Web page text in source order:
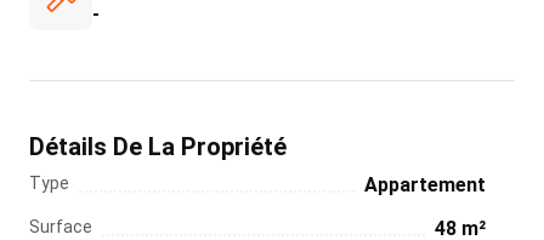
-
Détails De La Propriété
Type Appartement
Surface 48 m²